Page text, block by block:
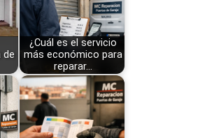
de
¿Cuál es el servicio
más económico para
reparar…